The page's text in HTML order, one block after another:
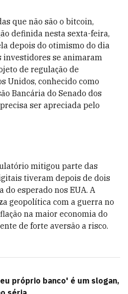
que não são o bitcoin,
definida nesta sexta-feira,
depois do otimismo do dia
investidores se animaram
de regulação de
Unidos, conhecido como
Bancária do Senado dos
ser apreciada pelo
mitigou parte das
tiveram depois de dois
do esperado nos EUA. A
geopolítica com a guerra no
na maior economia do
de forte aversão a risco.
próprio banco' é um slogan,